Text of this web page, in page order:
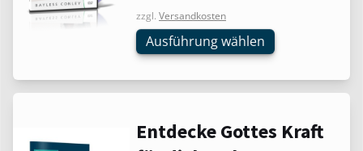
zzgl. Versandkosten
Ausführung wählen
Die
Optionen
können
der
gewählt
Entdecke Gottes Kraft
Dieses
Produkt